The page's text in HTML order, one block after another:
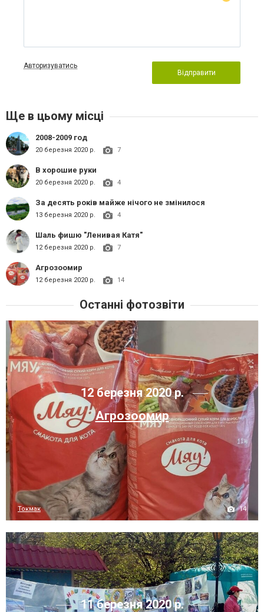
Авторизуватись
Відправити
Ще в цьому місці
2008-2009 год
20 березня 2020 р. 7
В хорошие руки
20 березня 2020 р. 4
За десять років майже нічого не змінилося
13 березня 2020 р. 4
Шаль фишю "Ленивая Катя"
12 березня 2020 р. 7
Агрозоомир
12 березня 2020 р. 14
Останні фотозвіти
12 березня 2020 р.
Агрозоомир
Токмак 14
11 березня 2020 р.